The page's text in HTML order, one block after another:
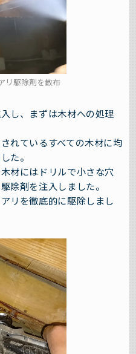
リ駆除剤を散布
し、まずは木材への処理
れているすべての木材に均
た。
材にはドリルで小さな穴
除剤を注入しました。
リを徹底的に駆除しまし